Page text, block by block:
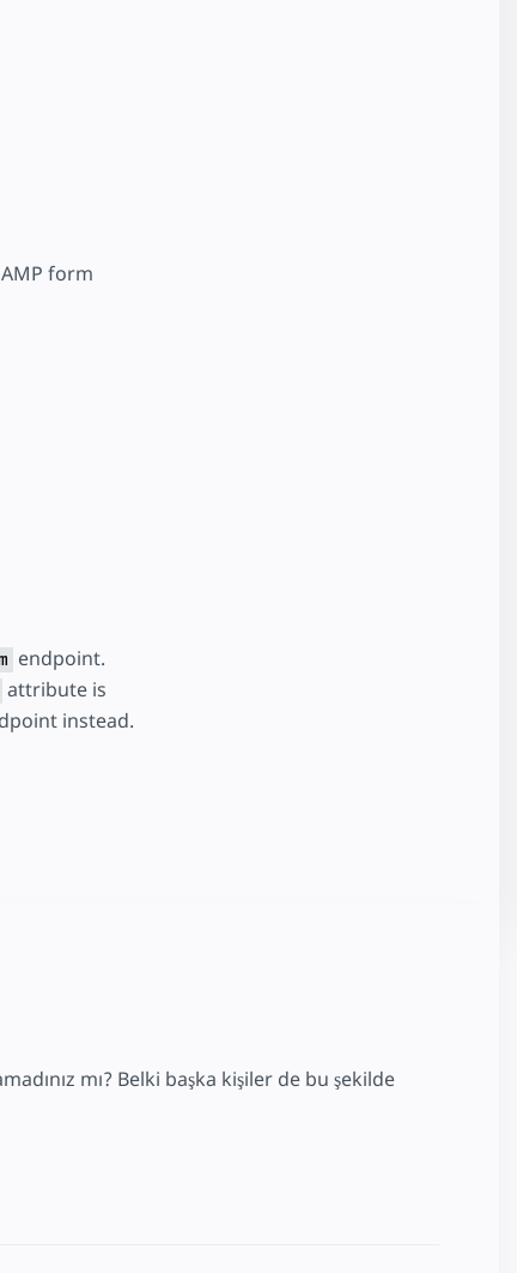
form
endpoint.
attribute is
instead.
mı? Belki başka kişiler de bu şekilde